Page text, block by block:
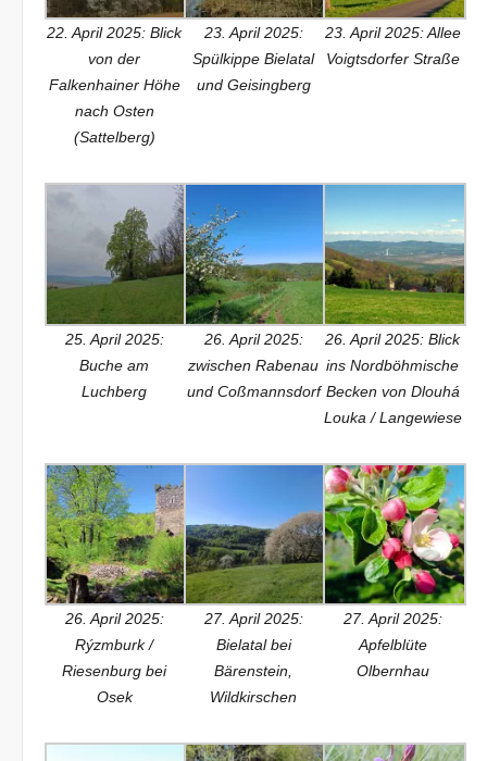
22. April 2025: Blick
von der
Falkenhainer Höhe
nach Osten
(Sattelberg)
23. April 2025:
Spülkippe Bielatal
und Geisingberg
23. April 2025: Allee
Voigtsdorfer Straße
25. April 2025:
Buche am
Luchberg
26. April 2025:
zwischen Rabenau
und Coßmannsdorf
26. April 2025: Blick
ins Nordböhmische
Becken von Dlouhá
Louka / Langewiese
26. April 2025:
Rýzmburk /
Riesenburg bei
Osek
27. April 2025:
Bielatal bei
Bärenstein,
Wildkirschen
27. April 2025:
Apfelblüte
Olbernhau